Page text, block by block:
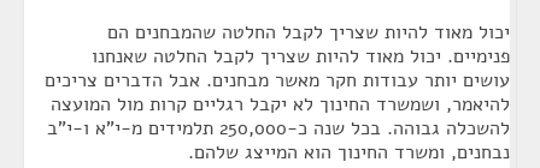
יכול מאוד להיות שצריך לקבל החלטה שהמבחנים הם
פנימיים. יכול מאוד להיות שצריך לקבל החלטה שאנחנו
עושים יותר עבודות חקר מאשר מבחנים. אבל הדברים צריכים
להיאמר, ושמשרד החינוך לא יקבל רגליים קרות מול המועצה
להשכלה גבוהה. בכל שנה כ-250,000 תלמידים מ-י"א ו-י"ב
נבחנים, ומשרד החינוך הוא המייצג שלהם.